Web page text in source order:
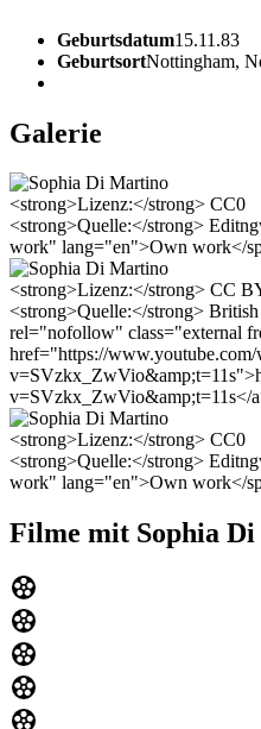
Geburtsdatum15.11.83
GeburtsortNottingham,
Galerie
<strong>Lizenz:</strong> CC0
<strong>Quelle:</strong>
work" lang="en">Own work</
<strong>Lizenz:</strong> CC
<strong>Quelle:</strong>
rel="nofollow" class="external
href="https://www.youtube.com/
v=SVzkx_ZwVio&amp;t=11s</
<strong>Lizenz:</strong> CC0
<strong>Quelle:</strong>
work" lang="en">Own work</
Filme mit Sophia